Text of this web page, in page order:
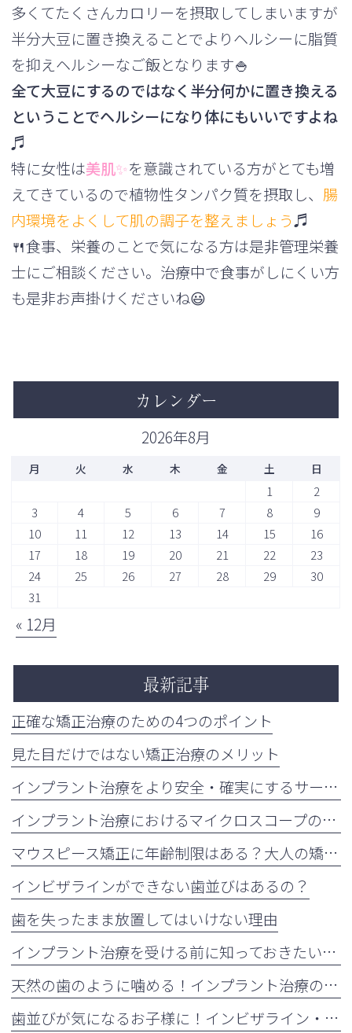
多くてたくさんカロリーを摂取してしまいますが
半分大豆に置き換えることでよりヘルシーに脂質
を抑えヘルシーなご飯となります🍚
全て大豆にするのではなく半分何かに置き換える
ということでヘルシーになり体にもいいですよね
♬
特に女性は美肌✨を意識されている方がとても増
えてきているので植物性タンパク質を摂取し、 腸
内環境をよくして肌の調子を整えまし ょう♬
🍴食事、栄養のことで気になる方は是非管理栄養
士にご相談ください。治療中で食事がしにくい方
も是非お声掛けくださいね😃
カレンダー
2026年8月
月 火 水 木 金 土 日
1
2
3
4 5 6 7 8
9
10
11 12 13 14 15
16
17
18 19 20 21 22
23
24
25 26 27 28 29
30
31
« 12月
最新記事
正確な矯正治療のための4つのポイント
見た目だけではない矯正治療のメリット
インプラント治療をより安全・確実にするサージカルガイドの重要性
インプラント治療におけるマイクロスコープの活用について
マウスピース矯正に年齢制限はある？大人の矯正治療が増えている理由も解説
インビザラインができない歯並びはあるの？
歯を失ったまま放置してはいけない理由
インプラント治療を受ける前に知っておきたい注意点
天然の歯のように噛める！インプラント治療の5つのメリット
歯並びが気になるお子様に！インビザライン・ファーストとは？